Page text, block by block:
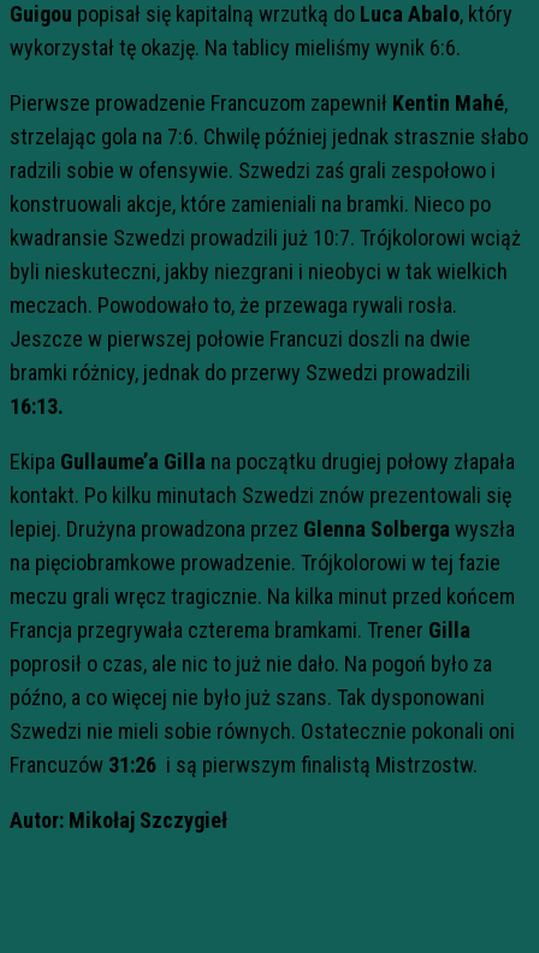
Guigou popisał się kapitalną wrzutką do Luca Abalo, który
wykorzystał tę okazję. Na tablicy mieliśmy wynik 6:6.
Pierwsze prowadzenie Francuzom zapewnił Kentin Mahé,
strzelając gola na 7:6. Chwilę później jednak strasznie słabo
radzili sobie w ofensywie. Szwedzi zaś grali zespołowo i
konstruowali akcje, które zamieniali na bramki. Nieco po
kwadransie Szwedzi prowadzili już 10:7. Trójkolorowi wciąż
byli nieskuteczni, jakby niezgrani i nieobyci w tak wielkich
meczach. Powodowało to, że przewaga rywali rosła.
Jeszcze w pierwszej połowie Francuzi doszli na dwie
bramki różnicy, jednak do przerwy Szwedzi prowadzili
16:13.
Ekipa Gullaume’a Gilla na początku drugiej połowy złapała
kontakt. Po kilku minutach Szwedzi znów prezentowali się
lepiej. Drużyna prowadzona przez Glenna Solberga wyszła
na pięciobramkowe prowadzenie. Trójkolorowi w tej fazie
meczu grali wręcz tragicznie. Na kilka minut przed końcem
Francja przegrywała czterema bramkami. Trener Gilla
poprosił o czas, ale nic to już nie dało. Na pogoń było za
późno, a co więcej nie było już szans. Tak dysponowani
Szwedzi nie mieli sobie równych. Ostatecznie pokonali oni
Francuzów 31:26 i są pierwszym finalistą Mistrzostw.
Autor: Mikołaj Szczygieł